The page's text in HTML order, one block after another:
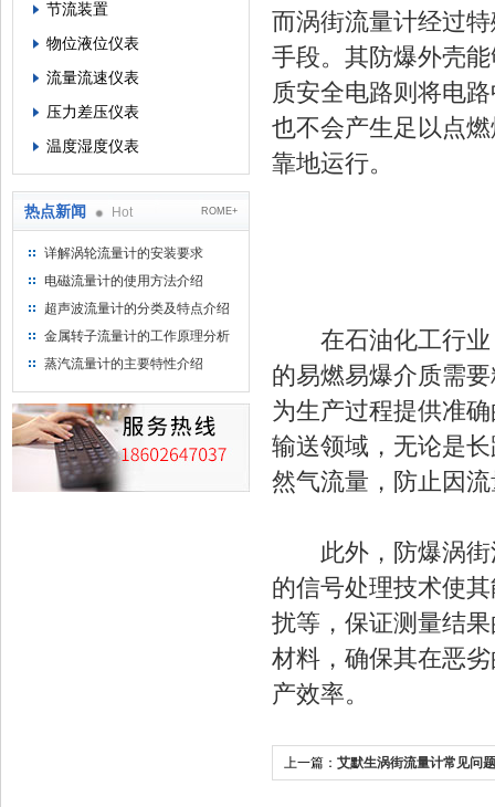
节流装置
物位液位仪表
流量流速仪表
压力差压仪表
温度湿度仪表
热点新闻 Hot ROME+
详解涡轮流量计的安装要求
电磁流量计的使用方法介绍
超声波流量计的分类及特点介绍
金属转子流量计的工作原理分析
蒸汽流量计的主要特性介绍
而涡街流量计经过
手段。其防爆外壳
质安全电路则将电
也不会产生足以点
靠地运行。
在石油化工行业
的易燃易爆介质需
为生产过程提供准
输送领域，无论是
然气流量，防止因
此外，防爆涡街
的信号处理技术使
扰等，保证测量结
材料，确保其在恶
产效率。
上一篇： 艾默生涡街流量计常见问